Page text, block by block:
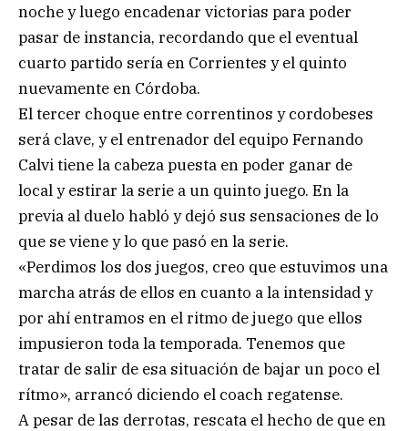
noche y luego encadenar victorias para poder
pasar de instancia, recordando que el eventual
cuarto partido sería en Corrientes y el quinto
nuevamente en Córdoba.
El tercer choque entre correntinos y cordobeses
será clave, y el entrenador del equipo Fernando
Calvi tiene la cabeza puesta en poder ganar de
local y estirar la serie a un quinto juego. En la
previa al duelo habló y dejó sus sensaciones de lo
que se viene y lo que pasó en la serie.
«Perdimos los dos juegos, creo que estuvimos una
marcha atrás de ellos en cuanto a la intensidad y
por ahí entramos en el ritmo de juego que ellos
impusieron toda la temporada. Tenemos que
tratar de salir de esa situación de bajar un poco el
rítmo», arrancó diciendo el coach regatense.
A pesar de las derrotas, rescata el hecho de que en